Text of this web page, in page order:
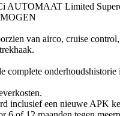
AUTOMAAT Limited
van airco, cruise control,
complete onderhoudshistorie
inclusief een nieuwe APK